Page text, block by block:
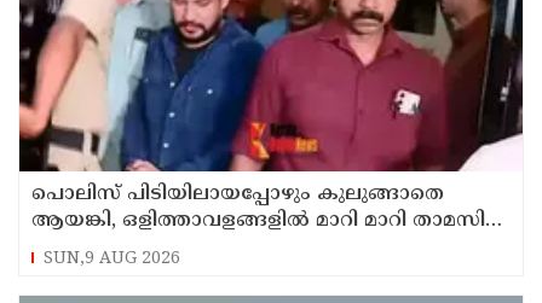
പൊലിസ് പിടിയിലായപ്പോഴും കുലുങ്ങാതെ
ആയങ്കി, ഒളിത്താവളങ്ങളില്‍ മാറി മാറി താമസിച്ച്
കണ്ണൂരിലെ ക്വട്ടേഷന്‍ നേതാവ്
SUN,9 AUG 2026